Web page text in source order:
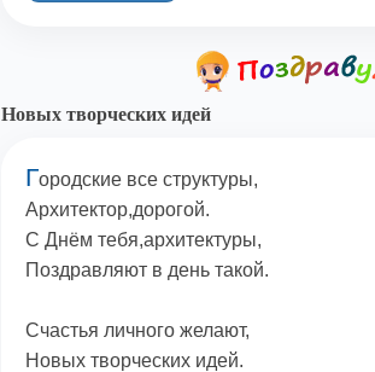
Новых творческих идей
Городские все структуры,
Архитектор,дорогой.
С Днём тебя,архитектуры,
Поздравляют в день такой.
Счастья личного желают,
Новых творческих идей.